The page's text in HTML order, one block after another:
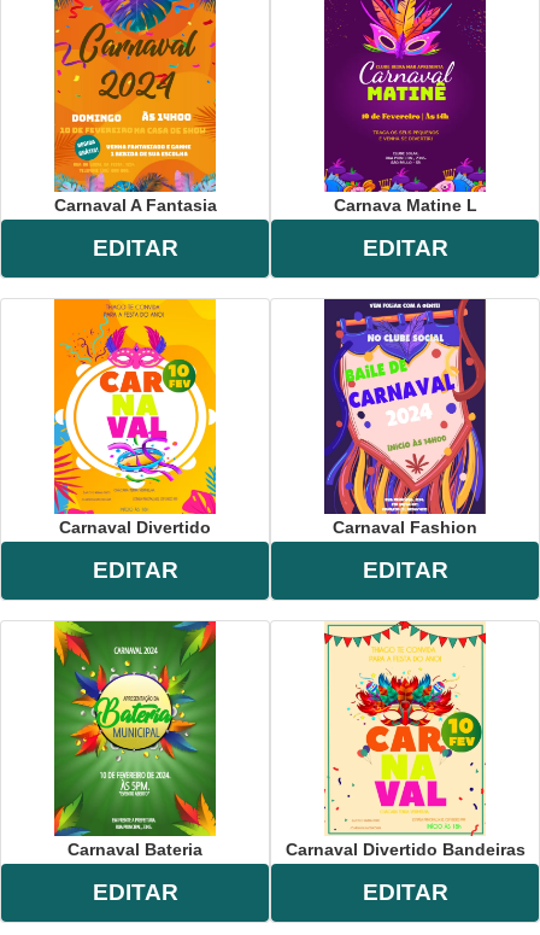
Carnaval A Fantasia
EDITAR
Carnava Matine L
EDITAR
Carnaval Divertido
EDITAR
Carnaval Fashion
EDITAR
Carnaval Bateria
EDITAR
Carnaval Divertido Bandeiras
EDITAR